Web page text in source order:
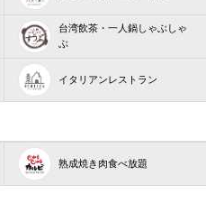
台湾飲茶・一人鍋しゃぶしゃ
ぶ
イタリアンレストラン
熟成焼き肉食べ放題